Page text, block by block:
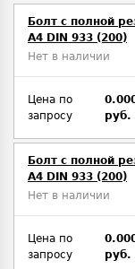
Болт с полной
A4 DIN 933 (200)
Нет в наличии
Цена по
запросу
руб.
Болт с полной
A4 DIN 933 (200)
Нет в наличии
Цена по
запросу
руб.